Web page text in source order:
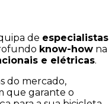
de especialistas
know-how na
e elétricas.
do mercado,
que garante o